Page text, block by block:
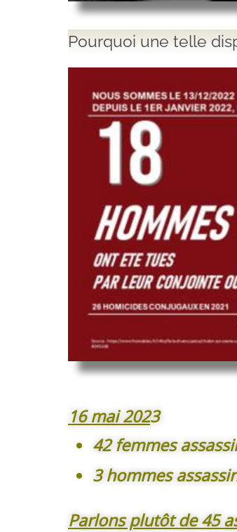
Pourquoi une telle
16 mai 2023
42 femmes
3 hommes
Parlons plutôt de 45